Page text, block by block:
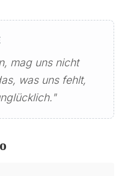
mag uns nicht
was uns fehlt,